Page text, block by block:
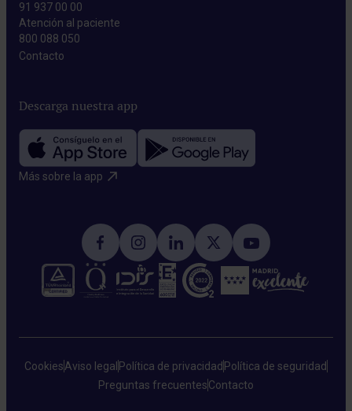
91 937 00 00
Atención al paciente
800 088 050
Contacto​
Descarga nuestra app
Más sobre la app​
CookiesAviso legal Política de privacidad Política de seguridad
Preguntas frecuentesContacto